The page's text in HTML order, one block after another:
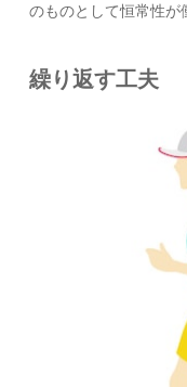
のものとして恒常性が
繰り返す工夫